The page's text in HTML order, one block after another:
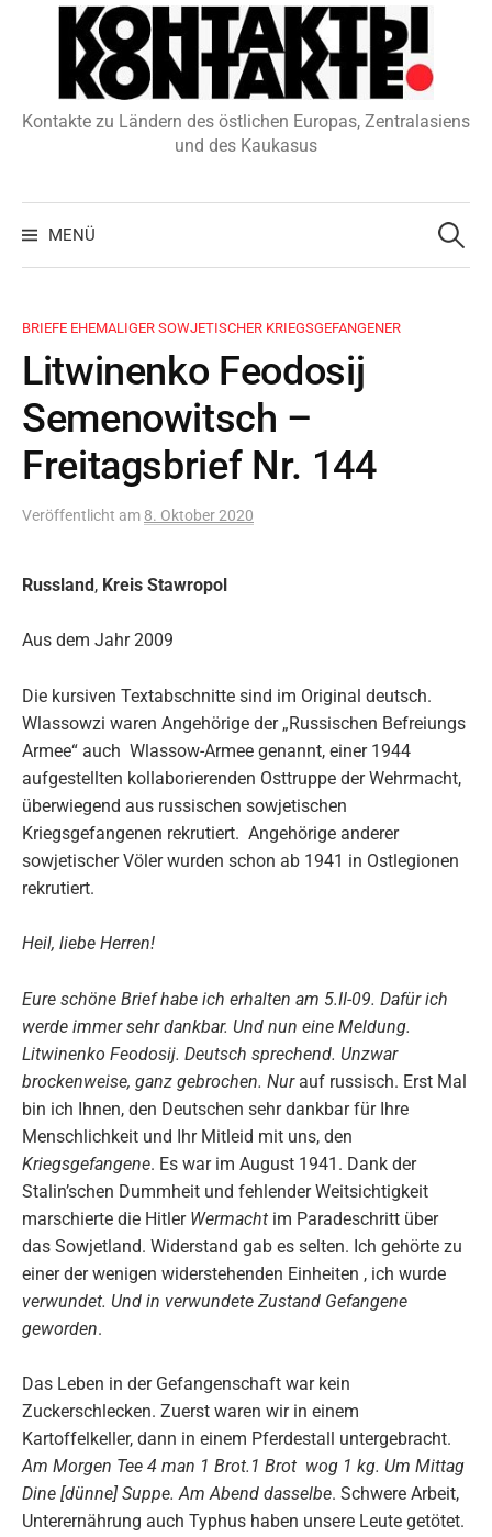
überspringen
Kontakte zu Ländern des östlichen Europas, Zentralasiens
und des Kaukasus
MENÜ
Suchen
nach:
BRIEFE EHEMALIGER SOWJETISCHER KRIEGSGEFANGENER
Litwinenko Feodosij
Semenowitsch –
Freitagsbrief Nr. 144
Veröffentlicht am 8. Oktober 2020
Russland, Kreis Stawropol
Aus dem Jahr 2009
Die kursiven Textabschnitte sind im Original deutsch.
Wlassowzi waren Angehörige der „Russischen Befreiungs
Armee“ auch Wlassow-Armee genannt, einer 1944
aufgestellten kollaborierenden Osttruppe der Wehrmacht,
überwiegend aus russischen sowjetischen
Kriegsgefangenen rekrutiert. Angehörige anderer
sowjetischer Völer wurden schon ab 1941 in Ostlegionen
rekrutiert.
Heil, liebe Herren!
Eure schöne Brief habe ich erhalten am 5.II-09. Dafür ich
werde immer sehr dankbar. Und nun eine Meldung.
Litwinenko Feodosij. Deutsch sprechend. Unzwar
brockenweise, ganz gebrochen. Nurauf russisch. Erst Mal
bin ich Ihnen, den Deutschen sehr dankbar für Ihre
Menschlichkeit und Ihr Mitleid mit uns, den
Kriegsgefangene. Es war im August 1941. Dank der
Stalin’schen Dummheit und fehlender Weitsichtigkeit
marschierte die Hitler Wermacht im Paradeschritt über
das Sowjetland. Widerstand gab es selten. Ich gehörte zu
einer der wenigen widerstehenden Einheiten , ich wurde
verwundet. Und in verwundete Zustand Gefangene
geworden.
Das Leben in der Gefangenschaft war kein
Zuckerschlecken. Zuerst waren wir in einem
Kartoffelkeller, dann in einem Pferdestall untergebracht.
Am Morgen Tee 4 man 1 Brot.1 Brot wog 1 kg. Um Mittag
Dine [dünne] Suppe. Am Abend dasselbe. Schwere Arbeit,
Unterernährung auch Typhus haben unsere Leute getötet.